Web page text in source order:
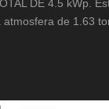
DE 4.5 kWp.
atmosfera de 1.63